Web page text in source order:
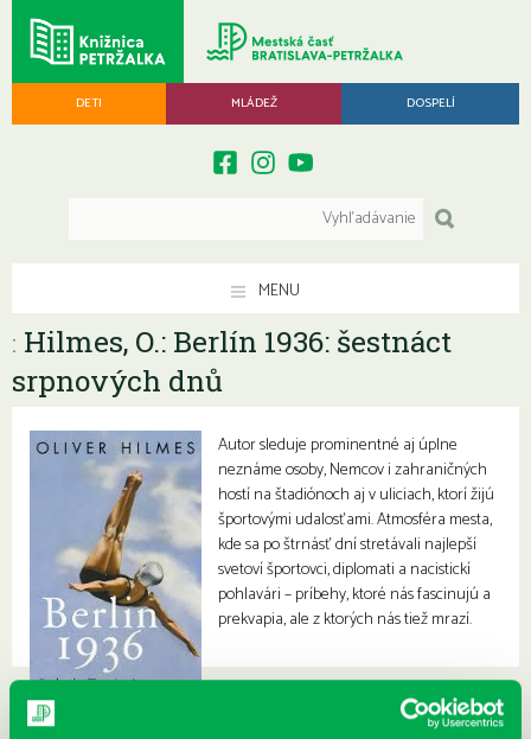
DETI MLÁDEŽ DOSPELÍ
MENU
: Hilmes, O.: Berlín 1936: šestnáct
srpnových dnů
Autor sleduje prominentné aj úplne
neznáme osoby, Nemcov i zahraničných
hostí na štadiónoch aj v uliciach, ktorí žijú
športovými udalosťami. Atmosféra mesta,
kde sa po štrnásť dní stretávali najlepší
svetoví športovci, diplomati a nacistickí
pohlavári – príbehy, ktoré nás fascinujú a
prekvapia, ale z ktorých nás tiež mrazí.